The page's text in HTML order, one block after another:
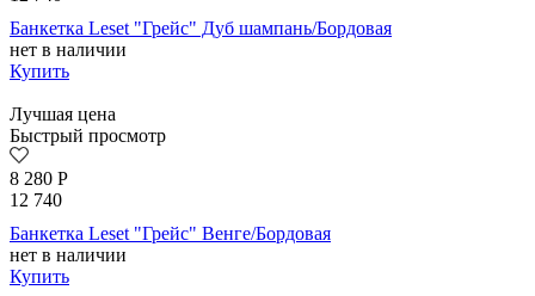
Банкетка Leset "Грейс" Дуб шампань/Бордовая
нет в наличии
Купить
Лучшая цена
Быстрый просмотр
8 280 Р
12 740
Банкетка Leset "Грейс" Венге/Бордовая
нет в наличии
Купить